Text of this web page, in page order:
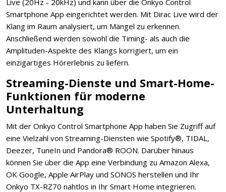
Smartphone App eingerichtet werden. Mit Dirac Live wird der
Klang im Raum analysiert, um Mängel zu erkennen.
Anschließend werden sowohl die Timing- als auch die
Amplituden-Aspekte des Klangs korrigiert, um ein
einzigartiges Hörerlebnis zu liefern.
Streaming-Dienste und Smart-Home-
Funktionen für moderne
Unterhaltung
Mit der Onkyo Control Smartphone App haben Sie Zugriff auf
eine Vielzahl von Streaming-Diensten wie Spotify®, TIDAL,
Deezer, TuneIn und Pandora® ROON. Darüber hinaus
können Sie über die App eine Verbindung zu Amazon Alexa,
OK Google, Apple AirPlay und SONOS herstellen und Ihr
Onkyo TX-RZ70 nahtlos in Ihr Smart Home integrieren.